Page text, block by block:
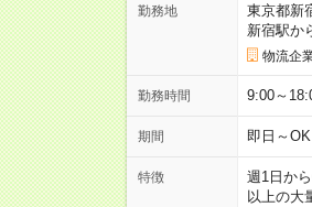
勤務地
東京都新
新宿駅か
物流企
勤務時間 9:00～
期間 即日～
特徴 週1日か
以上の大